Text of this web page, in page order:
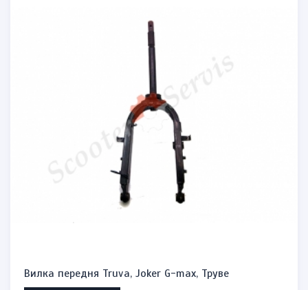
Вилка передня Truva, Joker G-max, Труве